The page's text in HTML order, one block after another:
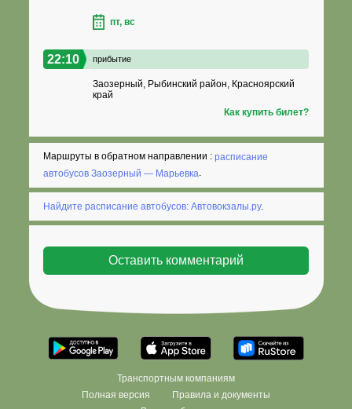
пт, вс
22:10 прибытие
Заозерный, Рыбинский район, Красноярский
край
Как купить билет?
Маршруты в обратном направлении :расписание
автобусов Заозерный — Марьевка.
Найдите расписание автобусов: Автовокзалы.ру.
Транспортным компаниям
Полная версия
Правила и документы